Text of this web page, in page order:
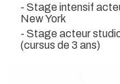
- Stage intensif
New York
- Stage acteur
(cursus de 3 ans)